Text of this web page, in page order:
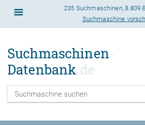
235 Suchmaschinen,8.809
Suchmaschine
Suchmaschinen-
Datenbank.de